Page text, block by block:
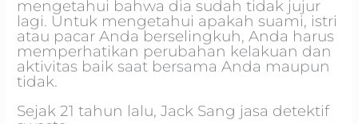
mengetahui bahwa dia sudah tidak jujur
lagi. Untuk mengetahui apakah suami, istri
atau pacar Anda berselingkuh, Anda harus
memperhatikan perubahan kelakuan dan
aktivitas baik saat bersama Anda maupun
tidak.
Sejak 21 tahun lalu, Jack Sang jasa detektif